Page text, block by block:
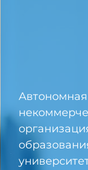
Автономная